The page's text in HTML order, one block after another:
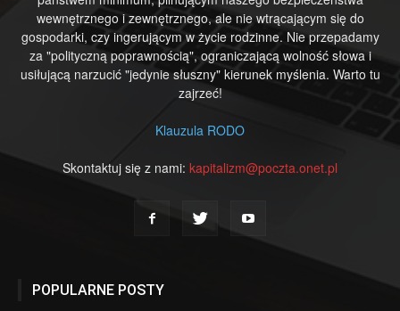
wewnętrznego i zewnętrznego, ale nie wtrącającym się do
gospodarki, czy ingerującym w życie rodzinne. Nie przepadamy
za "polityczną poprawnością", ograniczającą wolność słowa i
usiłującą narzucić "jedynie słuszny" kierunek myślenia. Warto tu
zajrzeć!
Klauzula RODO
Skontaktuj się z nami: kapitalizm@poczta.onet.pl
POPULARNE POSTY